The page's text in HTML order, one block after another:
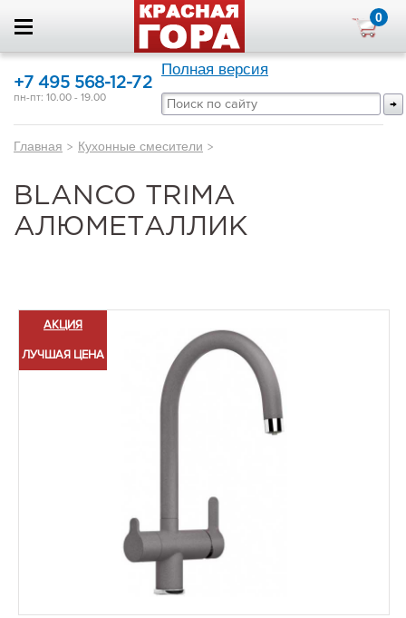
0
+7 495 568-12-72
пн-пт: 10.00 - 19.00
Полная версия
Главная > Кухонные смесители >
BLANCO TRIMA
АЛЮМЕТАЛЛИК
АКЦИЯ
ЛУЧШАЯ ЦЕНА